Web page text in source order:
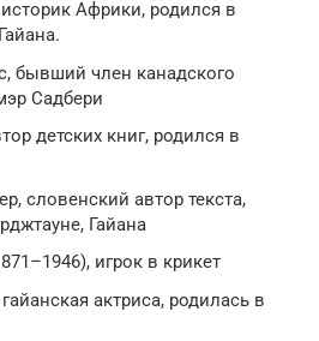
Африки, родился в
бывший член канадского
Садбери
детских книг, родился в
словенский автор текста,
Гайана
игрок в крикет
актриса, родилась в